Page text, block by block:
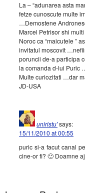
La – “adunarea asta
fetze cunoscute multe
…Demostene
Marcel Petrisor shi
Noroc ca “maicutele ”
invitatul moscovit
poruncii de-a participa
la comanda d-lui Puric
Multe curiozitati …dar
JD-USA
uniristu'says:
15/11/2010 at 00:55
puric si-a facut canal
cine-or fi? 🙂 Doamne